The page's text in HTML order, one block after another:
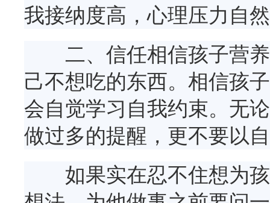
我接纳度高，心理压力自
二、信任相信孩子营养
己不想吃的东西。相信孩
会自觉学习自我约束。无
做过多的提醒，更不要以
如果实在忍不住想为孩